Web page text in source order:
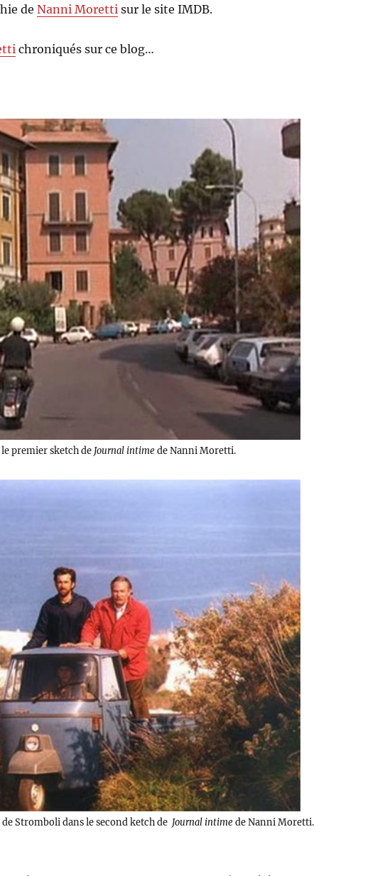
deNanni Moretti sur le site IMDB.
chroniqués sur ce blog…
premier sketch de Journal intimede Nanni Moretti.
Stromboli dans le second ketch de Journal intimede Nanni Moretti.